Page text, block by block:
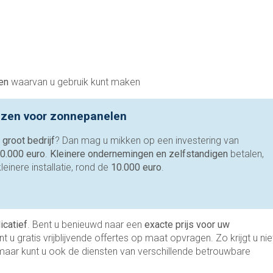
waarvan u gebruik kunt maken
voor zonnepanelen
groot bedrijf? Dan mag u mikken op een investering van
euro. Kleinere ondernemingen en zelfstandigen betalen,
installatie, rond de 10.000 euro.
. Bent u benieuwd naar een exacte prijs voor uw
u gratis vrijblijvende offertes op maat opvragen. Zo krijgt u
kunt u ook de diensten van verschillende betrouwbare